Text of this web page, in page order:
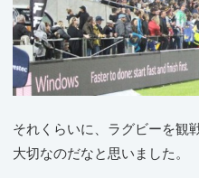
それくらいに、ラグビーを観
大切なのだなと思いました。